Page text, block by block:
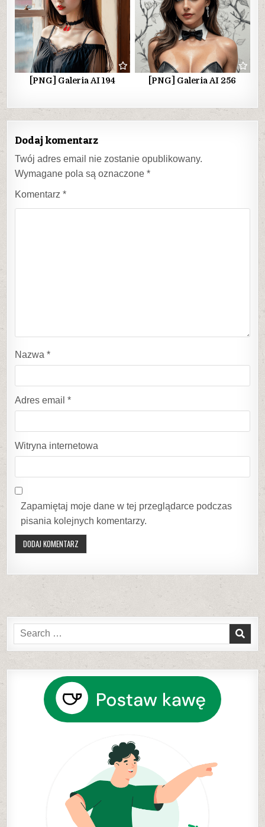
[PNG] Galeria AI 194 [PNG] Galeria AI 256
Dodaj komentarz
Twój adres email nie zostanie opublikowany.
Wymagane pola są oznaczone*
Komentarz*
Nazwa*
Adres email*
Witryna internetowa
Zapamiętaj moje dane w tej przeglądarce podczas
pisania kolejnych komentarzy.
Search
for: